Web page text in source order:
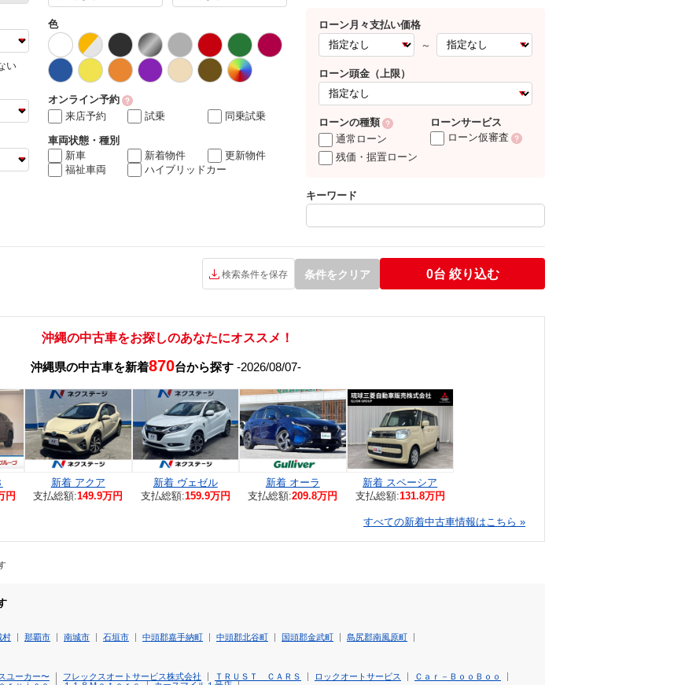
い
色
オンライン予約
来店予約
試乗 同乗試乗
車両状態・種別
新車
新着物件
更新物件
福祉車両
ハイブリッドカー
ローン月々支払い価格
～
ローン頭金（上限）
ローンの種類
通常ローン
残価・据置ローン
ローンサービス
ローン仮審査
キーワード
検索条件を保存 条件をクリア 0台 絞り込む
沖縄の中古車をお探しのあなたにオススメ！
沖縄県の中古車を新着870台から探す -2026/08/07-
円
新着 アクア
支払総額:149.9万円
新着 ヴェゼル
支払総額:159.9万円
新着 オーラ
支払総額:209.8万円
新着 スペーシア
支払総額:131.8万円
すべての新着中古車情報はこちら »
村 那覇市 南城市 石垣市 中頭郡嘉手納町 中頭郡北谷町 国頭郡金武町 島尻郡南風原町
ユーカー〜 フレックスオートサービス株式会社 ＴＲＵＳＴ ＣＡＲＳ ロックオートサービス
Ｃａｒ－ＢｏｏＢｏｏ